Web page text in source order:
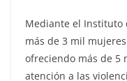
Mediante el Instituto
más de 3 mil
ofreciendo más de 5
atención a las